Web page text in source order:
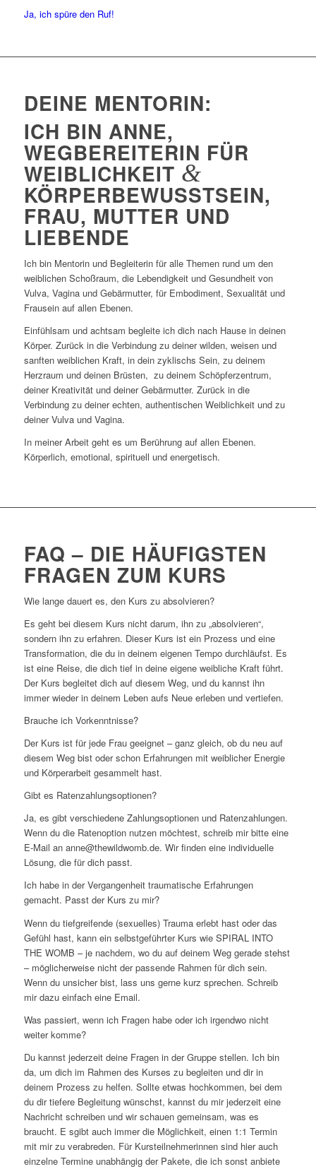
Ja, ich spüre den Ruf!
DEINE MENTORIN:
ICH BIN ANNE,
WEGBEREITERIN FÜR
WEIBLICHKEIT &
KÖRPERBEWUSSTSEIN,
FRAU, MUTTER UND
LIEBENDE
Ich bin Mentorin und Begleiterin für alle Themen rund um den
weiblichen Schoßraum, die Lebendigkeit und Gesundheit von
Vulva, Vagina und Gebärmutter, für Embodiment, Sexualität und
Frausein auf allen Ebenen.
Einfühlsam und achtsam begleite ich dich nach Hause in deinen
Körper. Zurück in die Verbindung zu deiner wilden, weisen und
sanften weiblichen Kraft, in dein zyklischs Sein, zu deinem
Herzraum und deinen Brüsten, zu deinem Schöpferzentrum,
deiner Kreativität und deiner Gebärmutter. Zurück in die
Verbindung zu deiner echten, authentischen Weiblichkeit und zu
deiner Vulva und Vagina.
In meiner Arbeit geht es um Berührung auf allen Ebenen.
Körperlich, emotional, spirituell und energetisch.
FAQ – DIE HÄUFIGSTEN
FRAGEN ZUM KURS
Wie lange dauert es, den Kurs zu absolvieren?
Es geht bei diesem Kurs nicht darum, ihn zu „absolvieren“,
sondern ihn zu erfahren. Dieser Kurs ist ein Prozess und eine
Transformation, die du in deinem eigenen Tempo durchläufst. Es
ist eine Reise, die dich tief in deine eigene weibliche Kraft führt.
Der Kurs begleitet dich auf diesem Weg, und du kannst ihn
immer wieder in deinem Leben aufs Neue erleben und vertiefen.
Brauche ich Vorkenntnisse?
Der Kurs ist für jede Frau geeignet – ganz gleich, ob du neu auf
diesem Weg bist oder schon Erfahrungen mit weiblicher Energie
und Körperarbeit gesammelt hast.
Gibt es Ratenzahlungsoptionen?
Ja, es gibt verschiedene Zahlungsoptionen und Ratenzahlungen.
Wenn du die Ratenoption nutzen möchtest, schreib mir bitte eine
E-Mail an anne@thewildwomb.de. Wir finden eine individuelle
Lösung, die für dich passt.
Ich habe in der Vergangenheit traumatische Erfahrungen
gemacht. Passt der Kurs zu mir?
Wenn du tiefgreifende (sexuelles) Trauma erlebt hast oder das
Gefühl hast, kann ein selbstgeführter Kurs wie SPIRAL INTO
THE WOMB – je nachdem, wo du auf deinem Weg gerade stehst
– möglicherweise nicht der passende Rahmen für dich sein.
Wenn du unsicher bist, lass uns gerne kurz sprechen. Schreib
mir dazu einfach eine Email.
Was passiert, wenn ich Fragen habe oder ich irgendwo nicht
weiter komme?
Du kannst jederzeit deine Fragen in der Gruppe stellen. Ich bin
da, um dich im Rahmen des Kurses zu begleiten und dir in
deinem Prozess zu helfen. Sollte etwas hochkommen, bei dem
du dir tiefere Begleitung wünschst, kannst du mir jederzeit eine
Nachricht schreiben und wir schauen gemeinsam, was es
braucht. E sgibt auch immer die Möglichkeit, einen 1:1 Termin
mit mir zu verabreden. Für Kursteilnehmerinnen sind hier auch
einzelne Termine unabhängig der Pakete, die ich sonst anbiete